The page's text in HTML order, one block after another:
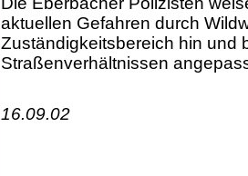
aktuellen Gefahren durch
Zuständigkeitsbereich hin und
Straßenverhältnissen
16.09.02